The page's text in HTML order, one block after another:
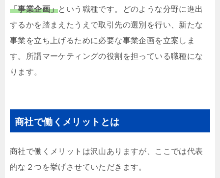
「事業企画」という職種です。どのような分野に進出
するかを踏まえたうえで取引先の選別を行い、新たな
事業を立ち上げるために必要な事業企画を立案しま
す。所謂マーケティングの役割を担っている職種にな
ります。
商社で働くメリットとは
商社で働くメリットは沢山ありますが、ここでは代表
的な２つを挙げさせていただきます。